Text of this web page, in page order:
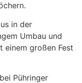
in der
Umbau und
einem großen Fest